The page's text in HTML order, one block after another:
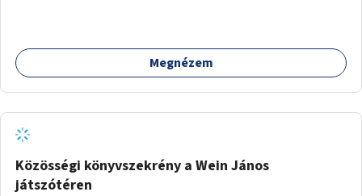
Megnézem
Közösségi könyvszekrény a Wein János
játszótéren